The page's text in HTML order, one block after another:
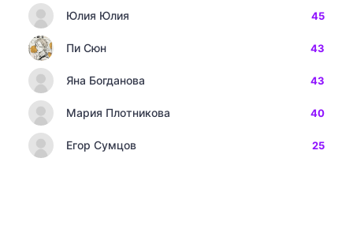
Юлия Юлия 45
Пи Сюн 43
Яна Богданова 43
Мария Плотникова 40
Егор Сумцов 25